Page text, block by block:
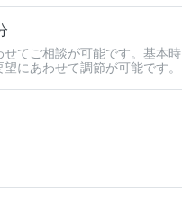
てご相談が可能です。基本時
にあわせて調節が可能です。